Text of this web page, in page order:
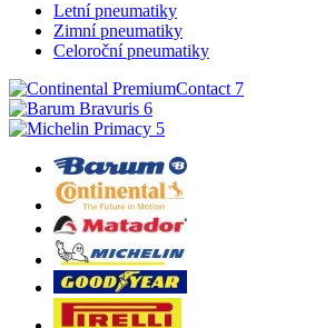
Letní pneumatiky
Zimní pneumatiky
Celoroční pneumatiky